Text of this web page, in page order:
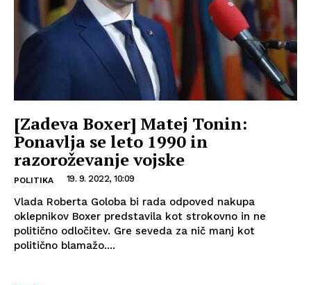
[Zadeva Boxer] Matej Tonin:
Ponavlja se leto 1990 in
razoroževanje vojske
POLITIKA 19. 9. 2022, 10:09
Vlada Roberta Goloba bi rada odpoved nakupa
oklepnikov Boxer predstavila kot strokovno in ne
politično odločitev. Gre seveda za nič manj kot
politično blamažo....